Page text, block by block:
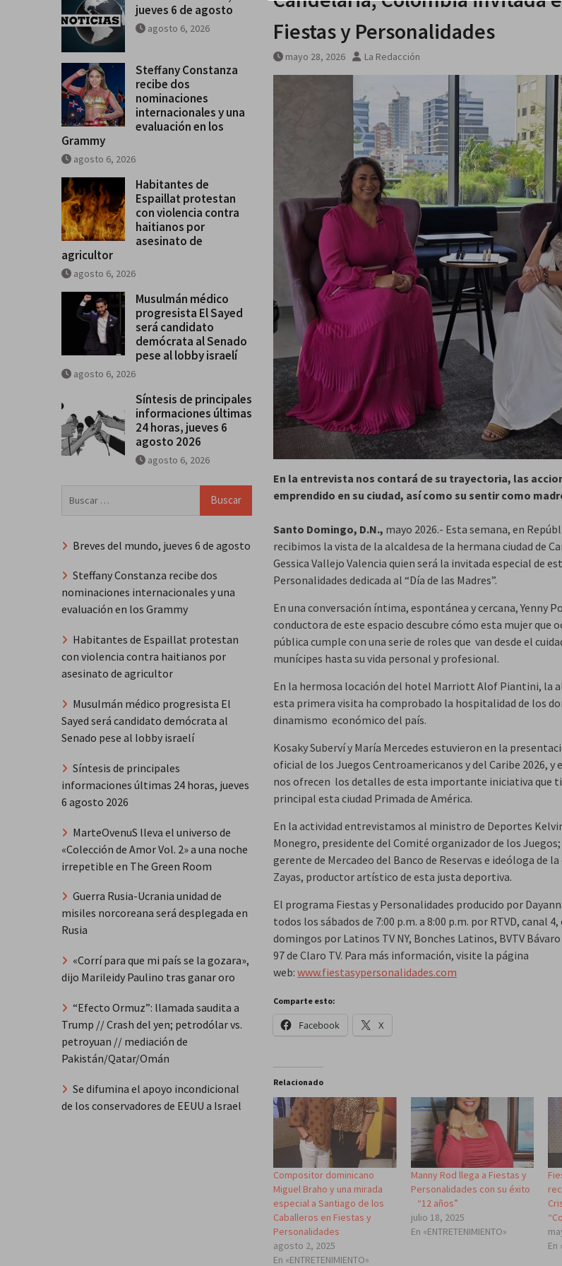
Fiestas y Personalidades
mayo 28, 2026 La Redacción
En la entrevista nos contará de su trayectoria, las
emprendido en su ciudad, así como su sentir como
Santo Domingo, D.N., mayo 2026.- Esta semana, en
recibimos la vista de la alcaldesa de la hermana ciudad de
Gessica Vallejo Valencia quien será la invitada especial de
Personalidades dedicada al “Día de las Madres”.
En una conversación íntima, espontánea y cercana, Yenny
conductora de este espacio descubre cómo esta mujer que
pública cumple con una serie de roles que van desde el
munícipes hasta su vida personal y profesional.
En la hermosa locación del hotel Marriott Alof Piantini, la
esta primera visita ha comprobado la hospitalidad de los
dinamismo económico del país.
Kosaky Suberví y María Mercedes estuvieron en la
oficial de los Juegos Centroamericanos y del Caribe 2026, y
nos ofrecen los detalles de esta importante iniciativa que
principal esta ciudad Primada de América.
En la actividad entrevistamos al ministro de Deportes
Monegro, presidente del Comité organizador de los Juegos;
gerente de Mercadeo del Banco de Reservas e ideóloga de
Zayas, productor artístico de esta justa deportiva.
El programa Fiestas y Personalidades producido por
todos los sábados de 7:00 p.m. a 8:00 p.m. por RTVD, canal
domingos por Latinos TV NY, Bonches Latinos, BVTV
97 de Claro TV. Para más información, visite la página
web: www.fiestasypersonalidades.com
Comparte esto:
Facebook X
Relacionado
Compositor dominicano
Miguel Braho y una mirada
especial a Santiago de los
Caballeros en Fiestas y
Personalidades
agosto 2, 2025
En «ENTRETENIMIENTO»
Manny Rod llega a Fiestas y
Personalidades con su éxito
“12 años”
julio 18, 2025
En «ENTRETENIMIENTO»
En
jueves 6 de agosto
agosto 6, 2026
Steffany Constanza
recibe dos
nominaciones
internacionales y una
evaluación en los
Grammy
agosto 6, 2026
Habitantes de
Espaillat protestan
con violencia contra
haitianos por
asesinato de
agricultor
agosto 6, 2026
Musulmán médico
progresista El Sayed
será candidato
demócrata al Senado
pese al lobby israelí
agosto 6, 2026
Síntesis de principales
informaciones últimas
24 horas, jueves 6
agosto 2026
agosto 6, 2026
Breves del mundo, jueves 6 de agosto
Steffany Constanza recibe dos
nominaciones internacionales y una
evaluación en los Grammy
Habitantes de Espaillat protestan
con violencia contra haitianos por
asesinato de agricultor
Musulmán médico progresista El
Sayed será candidato demócrata al
Senado pese al lobby israelí
Síntesis de principales
informaciones últimas 24 horas, jueves
6 agosto 2026
MarteOvenuS lleva el universo de
«Colección de Amor Vol. 2» a una noche
irrepetible en The Green Room
Guerra Rusia-Ucrania unidad de
misiles norcoreana será desplegada en
Rusia
«Corrí para que mi país se la gozara»,
dijo Marileidy Paulino tras ganar oro
“Efecto Ormuz”: llamada saudita a
Trump // Crash del yen; petrodólar vs.
petroyuan // mediación de
Pakistán/Qatar/Omán
Se difumina el apoyo incondicional
de los conservadores de EEUU a Israel